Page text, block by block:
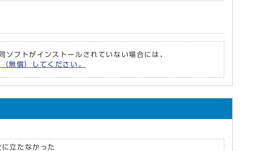
トがインストールされていない場合には、
償）してください。
に立たなかった